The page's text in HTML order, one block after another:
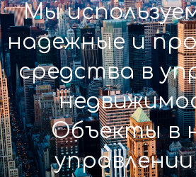
Мы
надежные и
средства в
Объекты в